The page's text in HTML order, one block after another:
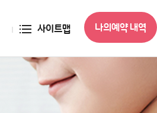
사이트맵 나의예약 내역